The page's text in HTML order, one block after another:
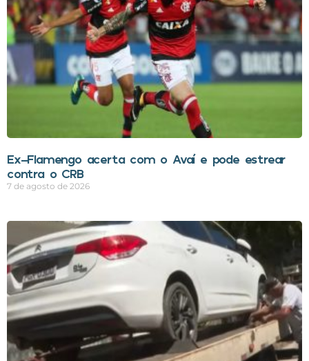
Ex-Flamengo acerta com o Avaí e pode estrear
contra o CRB
7 de agosto de 2026